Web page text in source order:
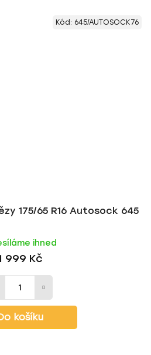
175/65 R16 Autosock 645
ihned
999 Kč
košíku
Kód: 645/AUTOSOCK76